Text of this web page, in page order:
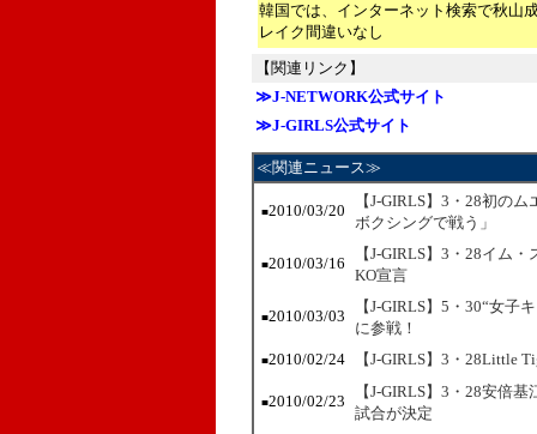
韓国では、インターネット検索で秋山
レイク間違いなし
【関連リンク】
≫J-NETWORK公式サイト
≫J-GIRLS公式サイト
≪関連ニュース≫
■2010/03/20
【J-GIRLS】3・28初の
ボクシングで戦う」
■2010/03/16
【J-GIRLS】3・28イム
KO宣言
■2010/03/03
【J-GIRLS】5・30“女子
に参戦！
■2010/02/24 【J-GIRLS】3・28Little
■2010/02/23
【J-GIRLS】3・28安倍
試合が決定